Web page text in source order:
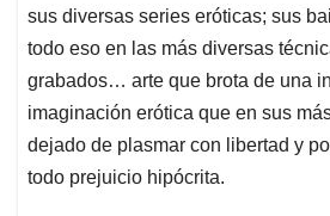
sus diversas series eróticas; sus
todo eso en las más diversas
grabados… arte que brota de una
imaginación erótica que en sus
dejado de plasmar con libertad y
todo prejuicio hipócrita.